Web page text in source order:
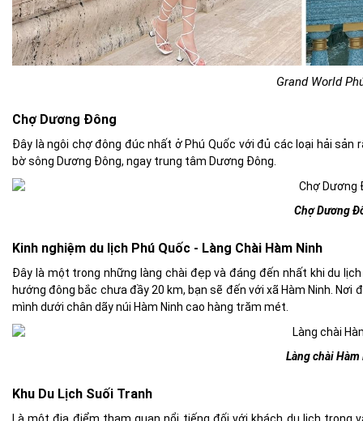
Grand World
Chợ Dương Đông
Đây là ngôi chợ đông đúc nhất ở Phú Quốc với đủ các loại hải sản
bờ sông Dương Đông, ngay trung tâm Dương Đông.
Chợ Dương
Kinh nghiệm du lịch Phú Quốc - Làng Chài Hàm Ninh
Đây là một trong những làng chài đẹp và đáng đến nhất khi du
hướng đông bắc chưa đầy 20 km, bạn sẽ đến với xã Hàm Ninh. Nơi
mình dưới chân dãy núi Hàm Ninh cao hàng trăm mét.
Làng chài
Khu Du Lịch Suối Tranh
Là một địa điểm tham quan nổi tiếng đối với khách du lịch trong